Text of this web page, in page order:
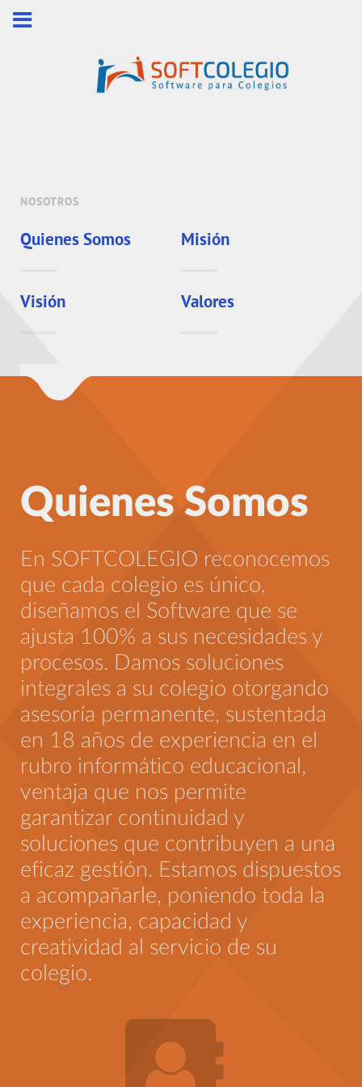
NOSOTROS
Quienes Somos Misión
Visión Valores
Quienes Somos
En SOFTCOLEGIO reconocemos
que cada colegio es único,
diseñamos el Software que se
ajusta 100% a sus necesidades y
procesos. Damos soluciones
integrales a su colegio otorgando
asesoría permanente, sustentada
en 18 años de experiencia en el
rubro informático educacional,
ventaja que nos permite
garantizar continuidad y
soluciones que contribuyen a una
eficaz gestión. Estamos dispuestos
a acompañarle, poniendo toda la
experiencia, capacidad y
creatividad al servicio de su
colegio.